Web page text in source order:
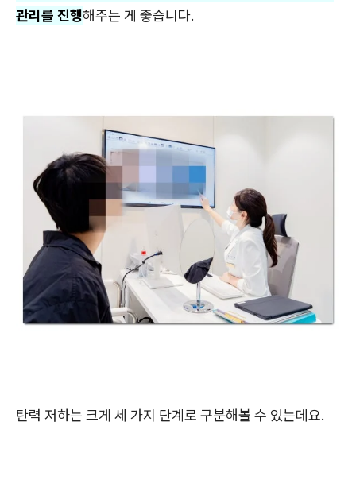
관리를 진행해주는 게 좋습니다.
탄력 저하는 크게 세 가지 단계로 구분해볼 수 있는데요.